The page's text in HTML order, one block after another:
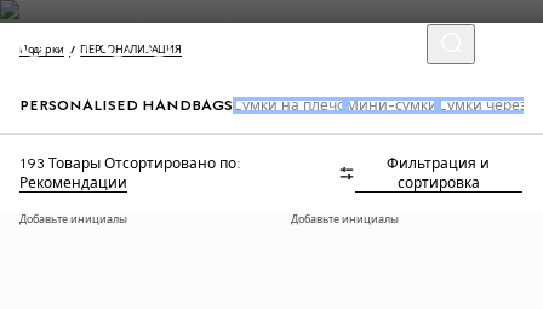
Подарки ПЕРСОНАЛИЗАЦИЯ
PERSONALISED HANDBAGS Сумки на плечо Мини-сумки Сумки через
193 Товары Отсортировано по:
Рекомендации
Фильтрация и
сортировка
Добавьте инициалы Добавьте инициалы